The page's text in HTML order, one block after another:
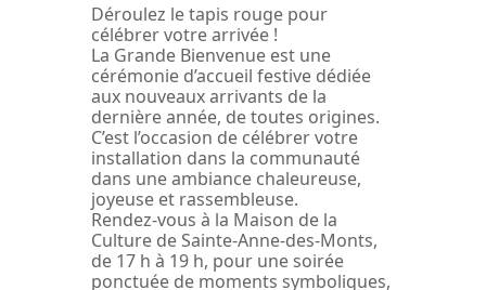
Déroulez le tapis rouge pour
célébrer votre arrivée !
La Grande Bienvenue est une
cérémonie d’accueil festive dédiée
aux nouveaux arrivants de la
dernière année, de toutes origines.
C’est l’occasion de célébrer votre
installation dans la communauté
dans une ambiance chaleureuse,
joyeuse et rassembleuse.
Rendez-vous à la Maison de la
Culture de Sainte-Anne-des-Monts,
de 17 h à 19 h, pour une soirée
ponctuée de moments symboliques,